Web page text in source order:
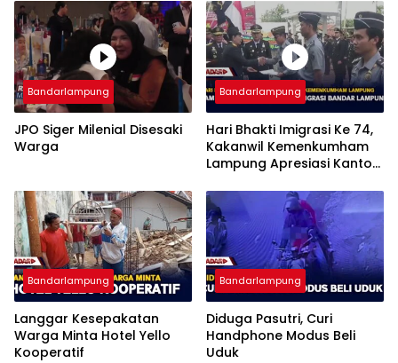
Bandarlampung
JPO Siger Milenial Disesaki
Warga
Bandarlampung
Hari Bhakti Imigrasi Ke 74,
Kakanwil Kemenkumham
Lampung Apresiasi Kantor
Bandarlampung
Langgar Kesepakatan
Warga Minta Hotel Yello
Kooperatif
Bandarlampung
Diduga Pasutri, Curi
Handphone Modus Beli
Uduk